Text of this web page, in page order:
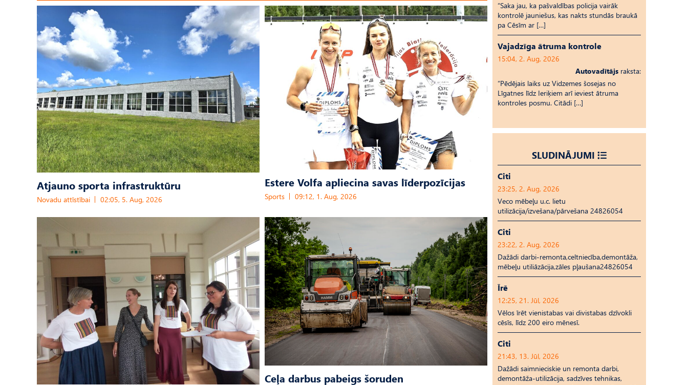
Atjauno sporta infrastruktūru
Novadu attīstībai 02:05, 5. Aug, 2026
Estere Volfa apliecina savas līderpozīcijas
Sports 09:12, 1. Aug, 2026
Ceļa darbus pabeigs šoruden
“Saka jau, ka pašvaldības policija vairāk
kontrolē jauniešus, kas nakts stundās braukā
pa Cēsīm ar […]
Vajadzīga ātruma kontrole
15:04, 2. Aug, 2026
Autovadītājs raksta:
“Pēdējais laiks uz Vid­ze­mes šosejas no
Līgatnes līdz Ieriķiem arī ieviest ātruma
kontroles posmu. Citādi […]
SLUDINĀJUMI
Citi
23:25, 2. Aug, 2026
Veco mēbeļu u.c. lietu
utilizācija/izvešana/pārvešana 24826054
Citi
23:22, 2. Aug, 2026
Dažādi darbi-remonta,celtniecība,demontāža,
mēbeļu utiliāzācija,zāles pļaušana24826054
Īrē
12:25, 21. Jūl, 2026
Vēlos īrēt vienistabas vai divistabas dzīvokli
cēsīs, līdz 200 eiro mēnesī.
Citi
21:43, 13. Jūl, 2026
Dažādi saimnieciskie un remonta darbi,
demontāža-utilizācija, sadzīves tehnikas,